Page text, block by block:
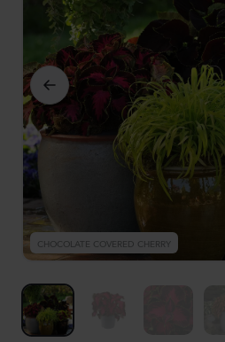
CHOCOLATE COVERED CHERRY